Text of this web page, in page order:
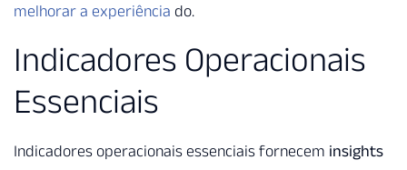
melhorar a experiência do.
Indicadores Operacionais
Essenciais
Indicadores operacionais essenciais fornecem insights